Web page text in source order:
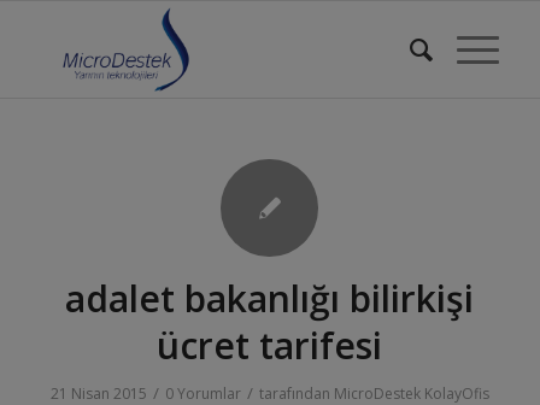
adalet bakanlığı bilirkişi
ücret tarifesi
21 Nisan 2015 / 0 Yorumlar / tarafından MicroDestek KolayOfis